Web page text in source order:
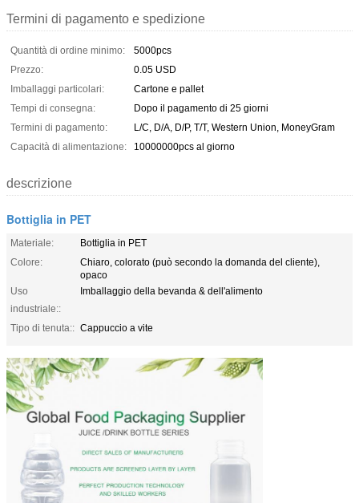
Termini di pagamento e spedizione
Quantità di ordine minimo:
5000pcs
Prezzo:
0.05 USD
Imballaggi particolari:
Cartone e pallet
Tempi di consegna:
Dopo il pagamento di 25 giorni
Termini di pagamento:
L/C, D/A, D/P, T/T, Western Union, MoneyGram
Capacità di alimentazione:
10000000pcs al giorno
descrizione
Bottiglia in PET
Materiale:
Bottiglia in PET
Colore:
Chiaro, colorato (può secondo la domanda del cliente),
opaco
Uso
industriale::
Imballaggio della bevanda & dell'alimento
Tipo di tenuta:: Cappuccio a vite